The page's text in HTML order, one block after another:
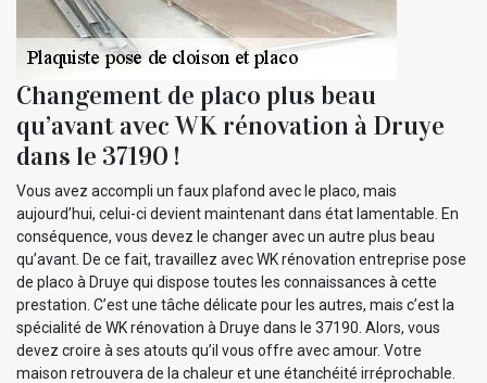
Changement de placo plus beau
qu’avant avec WK rénovation à Druye
dans le 37190 !
Vous avez accompli un faux plafond avec le placo, mais
aujourd’hui, celui-ci devient maintenant dans état lamentable. En
conséquence, vous devez le changer avec un autre plus beau
qu’avant. De ce fait, travaillez avec WK rénovation entreprise pose
de placo à Druye qui dispose toutes les connaissances à cette
prestation. C’est une tâche délicate pour les autres, mais c’est la
spécialité de WK rénovation à Druye dans le 37190. Alors, vous
devez croire à ses atouts qu’il vous offre avec amour. Votre
maison retrouvera de la chaleur et une étanchéité irréprochable.